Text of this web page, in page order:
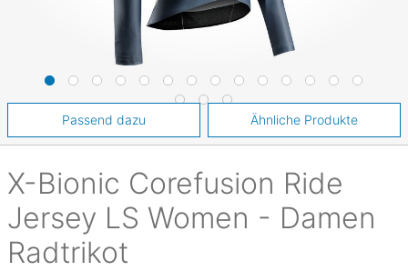
X-Bionic Corefusion Ride
Jersey LS Women - Damen
Radtrikot
Passend dazu Ähnliche Produkte